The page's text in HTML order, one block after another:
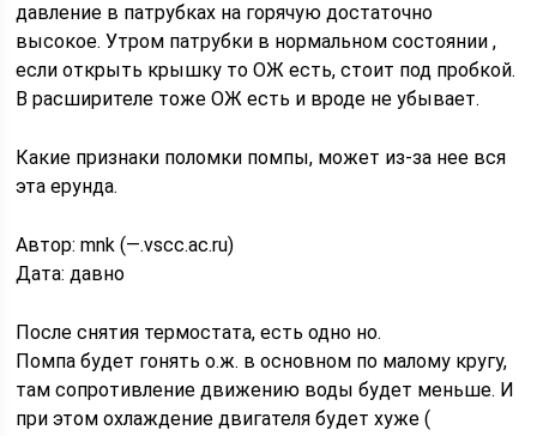
давление в патрубках на горячую достаточно
высокое. Утром патрубки в нормальном состоянии ,
если открыть крышку то ОЖ есть, стоит под пробкой.
В расширителе тоже ОЖ есть и вроде не убывает.
Какие признаки поломки помпы, может из-за нее вся
эта ерунда.
Автор: mnk (—.vscc.ac.ru)
Дата: давно
После снятия термостата, есть одно но.
Помпа будет гонять о.ж. в основном по малому кругу,
там сопротивление движению воды будет меньше. И
при этом охлаждение двигателя будет хуже (